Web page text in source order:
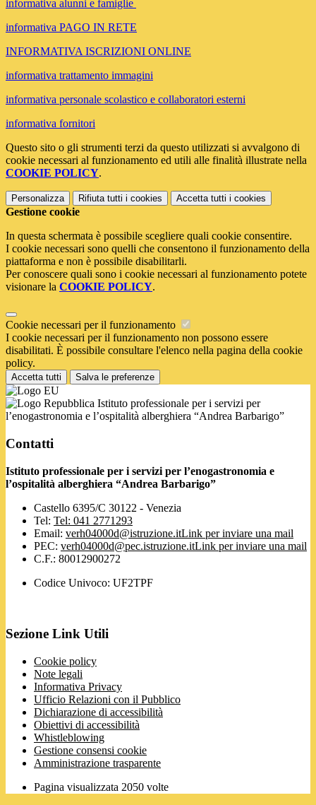
informativa alunni e famiglie
informativa PAGO IN RETE
INFORMATIVA ISCRIZIONI ONLINE
informativa trattamento immagini
informativa personale scolastico e collaboratori esterni
informativa fornitori
Questo sito o gli strumenti terzi da questo utilizzati si avvalgono di
cookie necessari al funzionamento ed utili alle finalità illustrate nella
COOKIE POLICY.
Personalizza Rifiuta tutti i cookies Accetta tutti i cookies
Gestione cookie
In questa schermata è possibile scegliere quali cookie consentire.
I cookie necessari sono quelli che consentono il funzionamento della
piattaforma e non è possibile disabilitarli.
Per conoscere quali sono i cookie necessari al funzionamento potete
visionare la COOKIE POLICY.
Cookie necessari per il funzionamento
I cookie necessari per il funzionamento non possono essere
disabilitati. È possibile consultare l'elenco nella pagina della cookie
policy.
Accetta tutti Salva le preferenze
Istituto professionale per i servizi per
l’enogastronomia e l’ospitalità alberghiera “Andrea Barbarigo”
Contatti
Istituto professionale per i servizi per l’enogastronomia e
l’ospitalità alberghiera “Andrea Barbarigo”
Castello 6395/C 30122 - Venezia
Tel: Tel: 041 2771293
Email: verh04000d@istruzione.itLink per inviare una mail
PEC: verh04000d@pec.istruzione.itLink per inviare una mail
C.F.: 80012900272
Codice Univoco: UF2TPF
Sezione Link Utili
Cookie policy
Note legali
Informativa Privacy
Ufficio Relazioni con il Pubblico
Dichiarazione di accessibilità
Obiettivi di accessibilità
Whistleblowing
Gestione consensi cookie
Amministrazione trasparente
Pagina visualizzata 2050 volte